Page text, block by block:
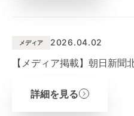
メディア 2026.04.02
【メディア掲載】朝日新聞
詳細を見る